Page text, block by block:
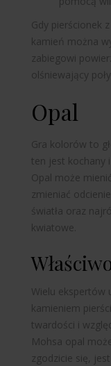
Gdy pierścionek
kamień można
zabiegowi
olśniewający
Opal
Gra kolorów to
ten jest kochany
Opal może
zmieniać
światła oraz
kwiatowe.
Wielu ekspertów
kamieniem
twardości i
Mohsa opal
zgodzicie się,